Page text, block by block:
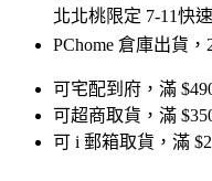
北北桃限定 7-11快
PChome 倉庫出貨
可宅配到府，滿
可超商取貨，滿
可 i 郵箱取貨，滿